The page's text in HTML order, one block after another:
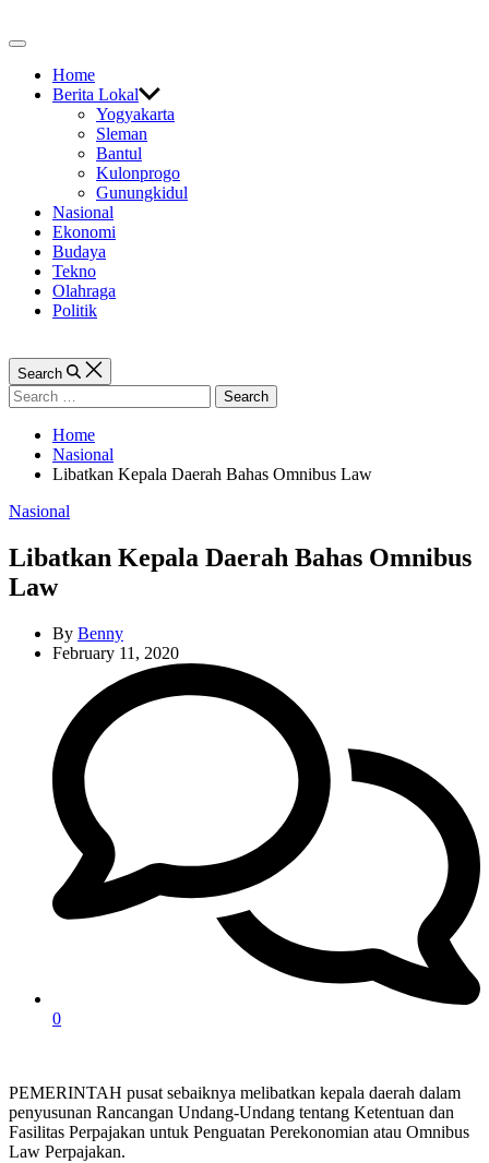
to
Off
CanvasHome
Berita Lokal
Yogyakarta
Sleman
Bantul
Kulonprogo
Gunungkidul
Nasional
Ekonomi
Budaya
Tekno
Olahraga
Politik
Search
Search
for:
Home
Nasional
Libatkan Kepala Daerah Bahas Omnibus Law
Categories
Nasional
Libatkan Kepala Daerah Bahas Omnibus
Law
By Benny
February 11, 2020
0
PEMERINTAH pusat sebaiknya melibatkan kepala daerah dalam
penyusunan Rancangan Undang-Undang tentang Ketentuan dan
Fasilitas Perpajakan untuk Penguatan Perekonomian atau Omnibus
Law Perpajakan.